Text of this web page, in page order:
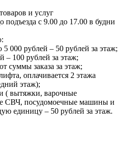
и услуг
подъезда с 9.00 до 17.00 в будни
000 рублей – 50 рублей за этаж;
– 100 рублей за этаж;
суммы заказа за этаж;
оплачивается 2 этажа
этаж);
( вытяжки, варочные
СВЧ, посудомоечные машины и
единицу – 50 рублей за этаж.